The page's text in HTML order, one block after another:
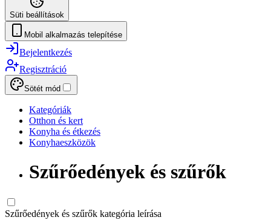
Süti beállítások
Mobil alkalmazás telepítése
Bejelentkezés
Regisztráció
Sötét mód
Kategóriák
Otthon és kert
Konyha és étkezés
Konyhaeszközök
Szűrőedények és szűrők
Szűrőedények és szűrők kategória leírása